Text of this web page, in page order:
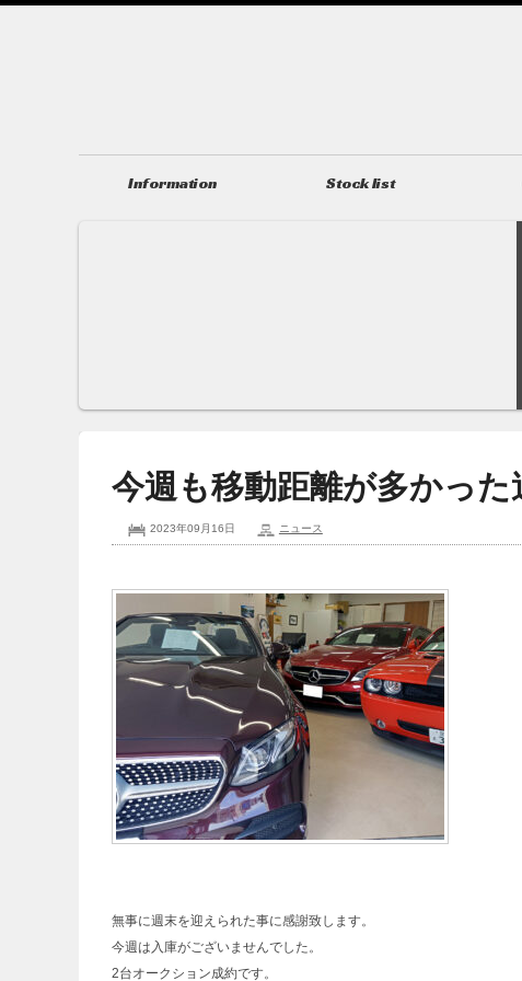
Information Stock list
今週も移動距離が多かった
2023年09月16日 ニュース
無事に週末を迎えられた事に感謝致します。
今週は入庫がございませんでした。
2台オークション成約です。